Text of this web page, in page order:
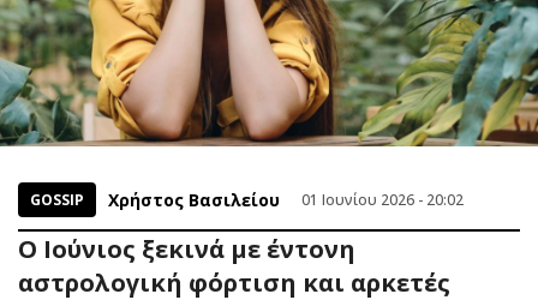
GOSSIP Χρήστος Βασιλείου 01 Ιουνίου 2026 - 20:02
Ο Ιούνιος ξεκινά με έντονη
αστρολογική φόρτιση και αρκετές